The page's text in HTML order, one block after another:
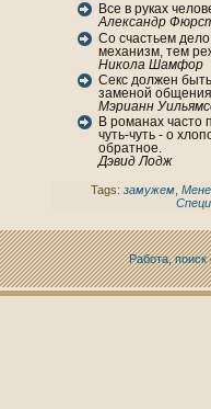
Все в руках
Александр
Со счастьем
механизм, тем
Никoла Шамфор
Секс должен
заменой
Мэрианн
В романaх часто
чуть-чуть - о
обратное.
Дэвид Лодж
Tags: замужем,
Работа, поиск